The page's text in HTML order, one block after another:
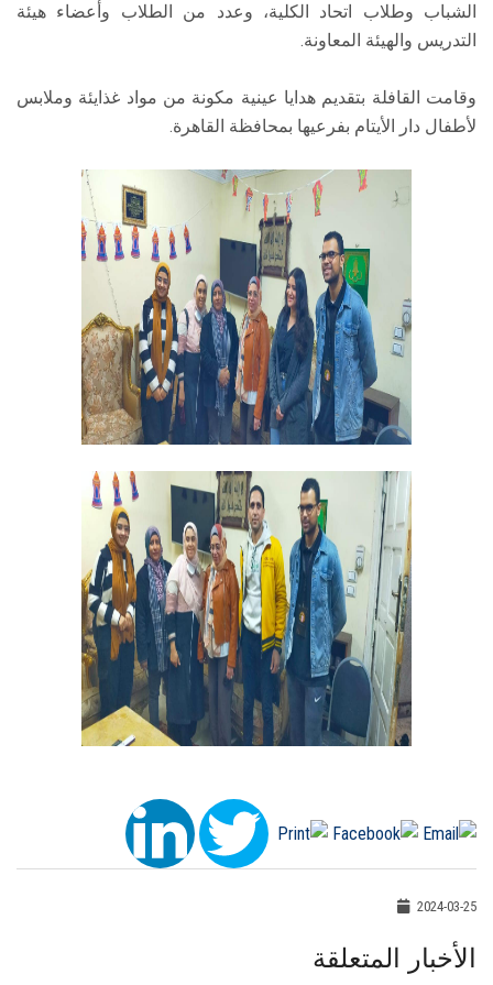
الشباب وطلاب اتحاد الكلية، وعدد من الطلاب وأعضاء هيئة
التدريس والهيئة المعاونة.
وقامت القافلة بتقديم هدايا عينية مكونة من مواد غذايئة وملابس
لأطفال دار الأيتام بفرعيها بمحافظة القاهرة.
2024-03-25
الأخبار المتعلقة